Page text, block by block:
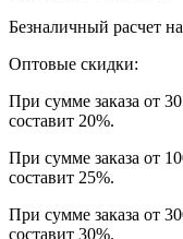
Безналичный расчет
Оптовые скидки:
При сумме заказа от
составит 20%.
При сумме заказа от
составит 25%.
При сумме заказа от
составит 30%.